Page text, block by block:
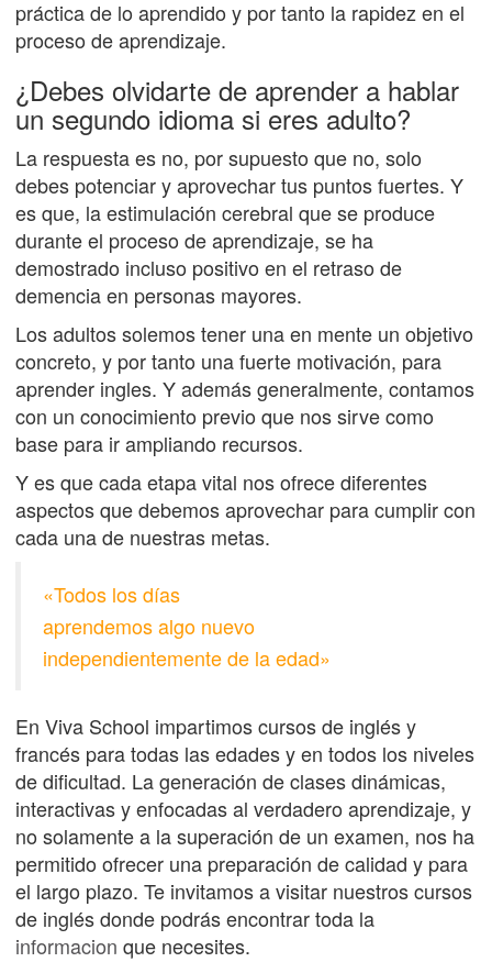
práctica de lo aprendido y por tanto la rapidez en el
proceso de aprendizaje.
¿Debes olvidarte de aprender a hablar
un segundo idioma si eres adulto?
La respuesta es no, por supuesto que no, solo
debes potenciar y aprovechar tus puntos fuertes. Y
es que, la estimulación cerebral que se produce
durante el proceso de aprendizaje, se ha
demostrado incluso positivo en el retraso de
demencia en personas mayores.
Los adultos solemos tener una en mente un objetivo
concreto, y por tanto una fuerte motivación, para
aprender ingles. Y además generalmente, contamos
con un conocimiento previo que nos sirve como
base para ir ampliando recursos.
Y es que cada etapa vital nos ofrece diferentes
aspectos que debemos aprovechar para cumplir con
cada una de nuestras metas.
«Todos los días
aprendemos algo nuevo
independientemente de la edad»
En Viva School impartimos cursos de inglés y
francés para todas las edades y en todos los niveles
de dificultad. La generación de clases dinámicas,
interactivas y enfocadas al verdadero aprendizaje, y
no solamente a la superación de un examen, nos ha
permitido ofrecer una preparación de calidad y para
el largo plazo. Te invitamos a visitar nuestros cursos
de inglés donde podrás encontrar toda la
informacion que necesites.